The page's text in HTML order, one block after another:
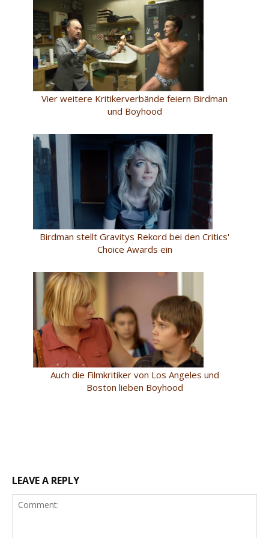
Vier weitere Kritikerverbände feiern Birdman
und Boyhood
Birdman stellt Gravitys Rekord bei den Critics'
Choice Awards ein
Auch die Filmkritiker von Los Angeles und
Boston lieben Boyhood
LEAVE A REPLY